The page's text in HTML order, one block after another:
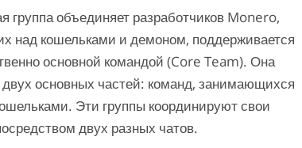
группа объединяет разработчиков Monero,
над кошельками и демоном, поддерживается
основной командой (Core Team). Она
двух основных частей: команд, занимающихся
Эти группы координируют свои
двух разных чатов.